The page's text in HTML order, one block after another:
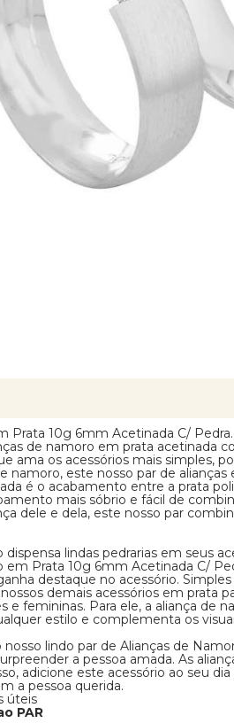
Prata 10g 6mm Acetinada C/
de namoro em prata acetinada
ama os acessórios mais simples,
namoro, este nosso par de
é o acabamento entre a prata
mais sóbrio e fácil de
dele e dela, este nosso par
dispensa lindas pedrarias em seus
em Prata 10g 6mm Acetinada C/
destaque no acessório.
demais acessórios em prata
e femininas. Para ele, a aliança de
estilo e complementa os
nosso lindo par de Alianças de
a pessoa amada. As
adicione este acessório ao seu
a pessoa querida.
úteis
PAR